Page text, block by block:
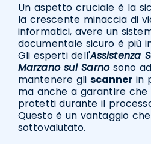
Un aspetto cruciale è la
la crescente minaccia di
informatici, avere un
documentale sicuro è più
Gli esperti dell'Assistenza
Marzano sul Sarnosono
mantenere gli scanner in
ma anche a garantire che
protetti durante il
Questo è un vantaggio
sottovalutato.